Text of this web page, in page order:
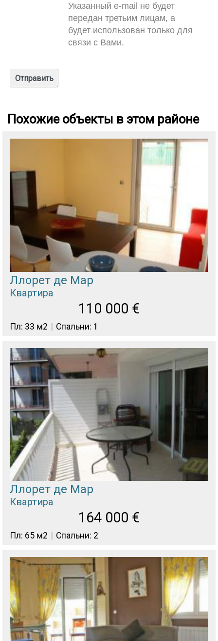
Указанный e-mail не будет
передан третьим лицам, а
будет использован только для
связи с Вами.
Похожие объекты в этом районе
Ллорет де Мар
Квартира
110 000 €
Пл: 33 м2 Спальни: 1
Ллорет де Мар
Квартира
164 000 €
Пл: 65 м2 Спальни: 2